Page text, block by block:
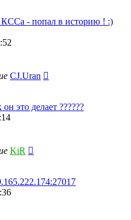
- попал в историю ! :)
CJ.Uran
это делает ??????
KiR